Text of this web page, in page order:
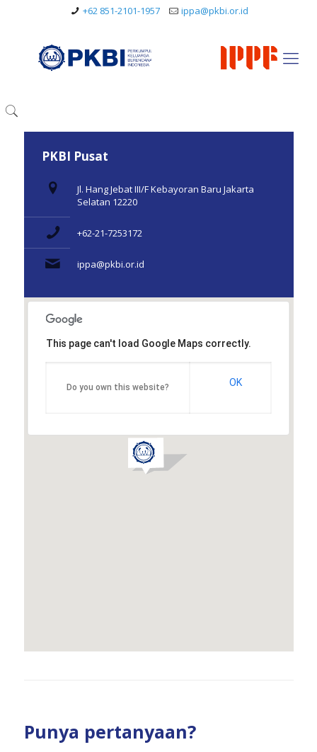
+62 851-2101-1957 ippa@pkbi.or.id
PKBI Pusat
Jl. Hang Jebat III/F Kebayoran Baru Jakarta
Selatan 12220
+62-21-7253172
ippa@pkbi.or.id
This page can't load Google Maps correctly.
Do you own this website? OK
Punya pertanyaan?